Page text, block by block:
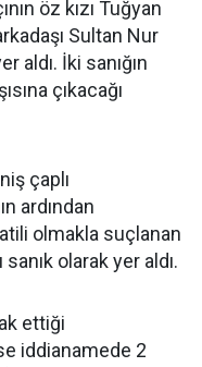
öz kızı Tuğyan
Sultan Nur
aldı. İki sanığın
çıkacağı
çaplı
ardından
olmakla suçlanan
olarak yer aldı.
ettiği
iddianamede 2